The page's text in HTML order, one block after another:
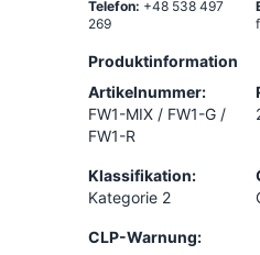
Telefon: +48 538 497
269
Produktinformation
Artikelnummer:
FW1-MIX / FW1-G /
FW1-R
Klassifikation:
Kategorie 2
CLP-Warnung: